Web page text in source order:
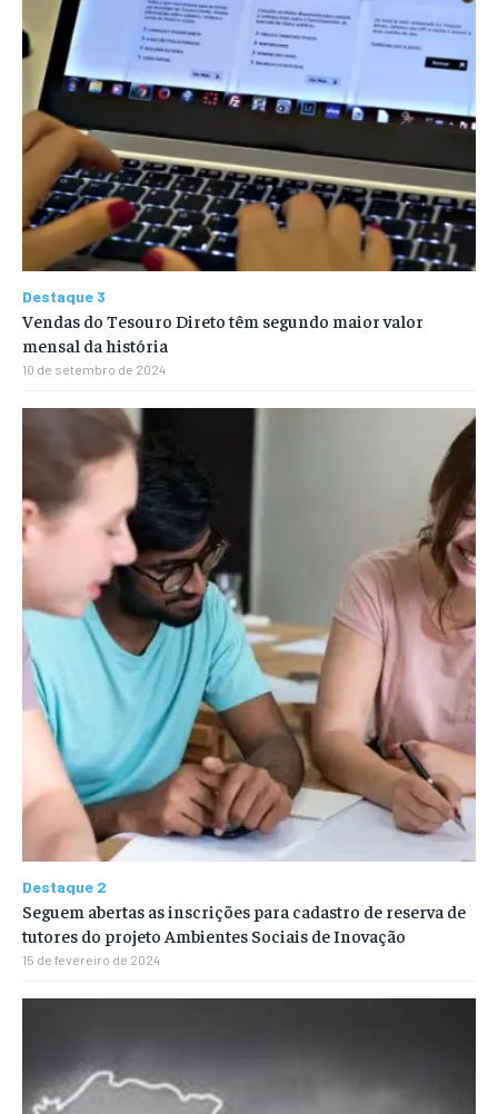
Destaque 3
Vendas do Tesouro Direto têm segundo maior valor
mensal da história
10 de setembro de 2024
Destaque 2
Seguem abertas as inscrições para cadastro de reserva de
tutores do projeto Ambientes Sociais de Inovação
15 de fevereiro de 2024